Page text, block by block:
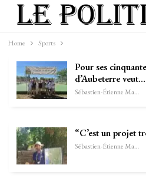
Home Sports
Pour ses
d’Aubeterre veut…
Sébastien-Étienne Marechal
“C’est un projet
Sébastien-Étienne Marechal